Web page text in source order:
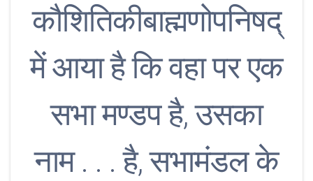
कौशितिकीबाह्मणोपनिषद्
में आया है कि वहा पर एक
सभा मण्डप है, उसका
नाम . . . है, सभामंडल के